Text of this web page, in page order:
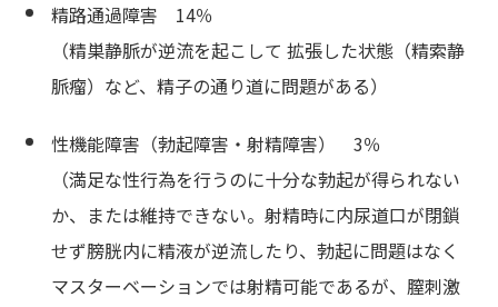
精路通過障害 14％
（精巣静脈が逆流を起こして 拡張した状態（精索静
脈瘤）など、精子の通り道に問題がある）
性機能障害（勃起障害・射精障害） 3％
（満足な性行為を行うのに十分な勃起が得られない
か、または維持できない。射精時に内尿道口が閉鎖
せず膀胱内に精液が逆流したり、勃起に問題はなく
マスターベーションでは射精可能であるが、膣刺激